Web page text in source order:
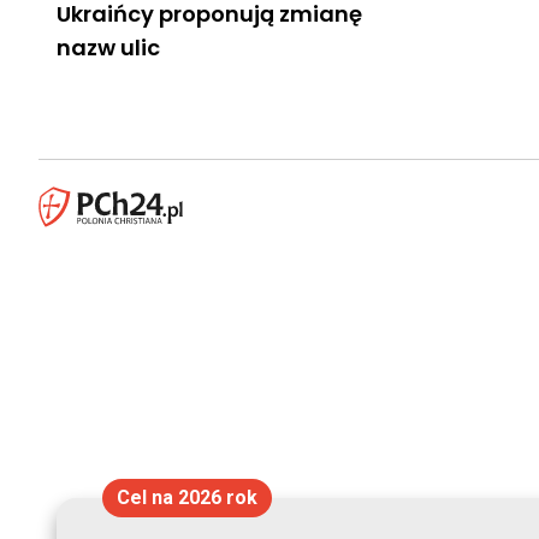
Ukraińcy proponują zmianę
nazw ulic
Cel na 2026 rok